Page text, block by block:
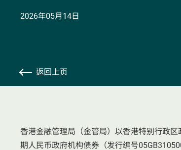
2026年05月14日
返回上页
香港金融管理局（金管局）以香港特别行政
期人民币政府机构债券（发行编号